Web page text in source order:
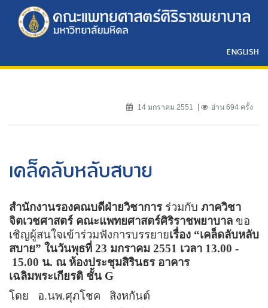
ENGLISH
14 มกราคม 2551 อ่าน 694 ครั้ง
เคล็คลับหลับสบาย
สำนักงานรองคณบดีฝ่ายวิชาการร่วมกับ ภาควิชา
จิตเวชศาสตร์ คณะแพทยศาสตร์ศิริราชพยาบาล ขอ
เชิญผู้สนใจเข้าร่วมฟังการบรรยายเรื่อง “เคล็ดลับหลับ
สบาย” ในวันพุธที่ 23 มกราคม 2551 เวลา 13.00 -
15.00 น. ณ ห้องประชุมสิรินธร อาคาร
เฉลิมพระเกียรติ ชั้น G
โดย
อ.นพ.ศุภโชค
สิงหกันต์